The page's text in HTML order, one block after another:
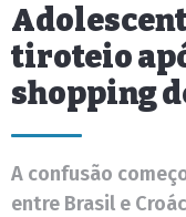
tiroteio
shopping
A confusão
entre Brasil e